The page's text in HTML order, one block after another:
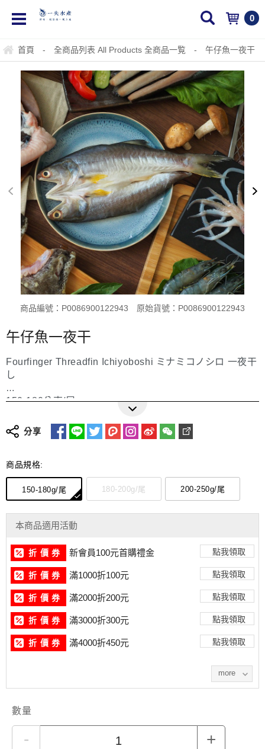
0
首頁 - 全商品列表 All Products 全商品一覧 - 午仔魚一夜干
商品編號：P0086900122943 原始貨號：P0086900122943
午仔魚一夜干
Fourfinger Threadfin Ichiyoboshi ミナミコノシロ 一夜干
し
150-180公克/尾
200-250公克/尾
Size/Package: 180-200g / 1 pack
Size/Package: 200-250g / 1 pack
Product Status: Butterflied・Lightly salted・Frozen
サイズ／梱包：180-200g / 1パック入
サイズ／梱包：200-250g / 1パック入
製品状態：開き・薄塩・冷凍
更多詳細介紹
分享
商品規格:
150-180g/尾 180-200g/尾 200-250g/尾
本商品適用活動
折 價 券 新會員100元首購禮金 點我領取
折 價 券 滿1000折100元 點我領取
折 價 券 滿2000折200元 點我領取
折 價 券 滿3000折300元 點我領取
折 價 券 滿4000折450元 點我領取
more
數量
- +